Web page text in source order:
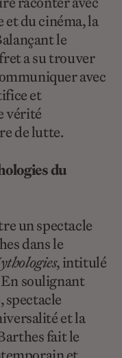
et du cinéma, la
le
a su trouver
avec
et
vérité
de lutte.
du
un spectacle
dans le
, intitulé
En soulignant
et la
fait le